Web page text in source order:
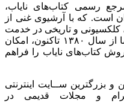
رسمی کتاب‌های نایاب،
است. که با آرشیوی غنی از
کلکسیونی و تاریخی در خدمت
دوست‌داران فرهنگ و ادب هستیم ما از سال ۱۳۸۰ تاکنون، امکان
کتاب‌های نایاب را فراهم
و بزرگترین ســایت اینترنتی
و مجلات قدیمی در